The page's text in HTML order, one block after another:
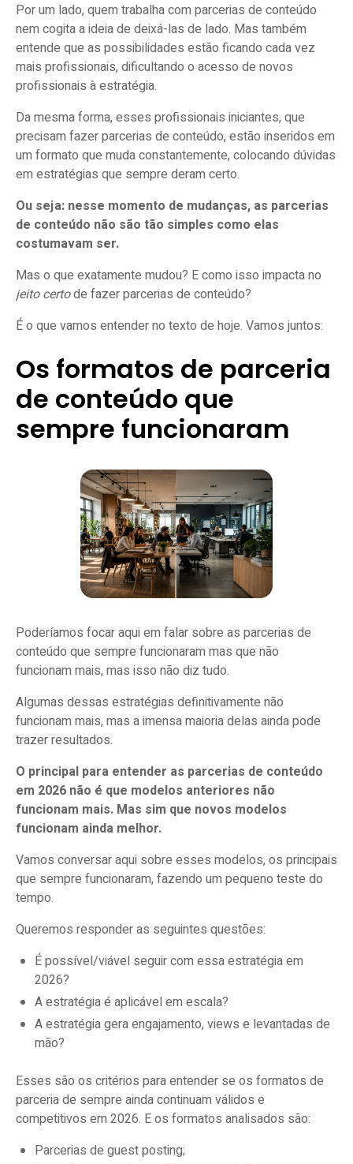
Defina responsabilidades antes de definir
formatos
Planeje a distribuição com o mesmo cuidado
dedicado à produção
Trabalhe com objetivos compartilhados
Trate a parceria como um relacionamento de
longo prazo
Por um lado, quem trabalha com parcerias de conteúdo
nem cogita a ideia de deixá-las de lado. Mas também
entende que as possibilidades estão ficando cada vez
mais profissionais, dificultando o acesso de novos
profissionais à estratégia.
Da mesma forma, esses profissionais iniciantes, que
precisam fazer parcerias de conteúdo, estão inseridos em
um formato que muda constantemente, colocando dúvidas
em estratégias que sempre deram certo.
Ou seja: nesse momento de mudanças, as parcerias
de conteúdo não são tão simples como elas
costumavam ser.
Mas o que exatamente mudou? E como isso impacta no
jeito certode fazer parcerias de conteúdo?
É o que vamos entender no texto de hoje. Vamos juntos:
Os formatos de parceria
de conteúdo que
sempre funcionaram
Poderíamos focar aqui em falar sobre as parcerias de
conteúdo que sempre funcionaram mas que não
funcionam mais, mas isso não diz tudo.
Algumas dessas estratégias definitivamente não
funcionam mais, mas a imensa maioria delas ainda pode
trazer resultados.
O principal para entender as parcerias de conteúdo
em 2026 não é que modelos anteriores não
funcionam mais. Mas sim que novos modelos
funcionam ainda melhor.
Vamos conversar aqui sobre esses modelos, os principais
que sempre funcionaram, fazendo um pequeno teste do
tempo.
Queremos responder as seguintes questões:
É possível/viável seguir com essa estratégia em
2026?
A estratégia é aplicável em escala?
A estratégia gera engajamento, views e levantadas de
mão?
Esses são os critérios para entender se os formatos de
parceria de sempre ainda continuam válidos e
competitivos em 2026. E os formatos analisados são:
Parcerias de guest posting;